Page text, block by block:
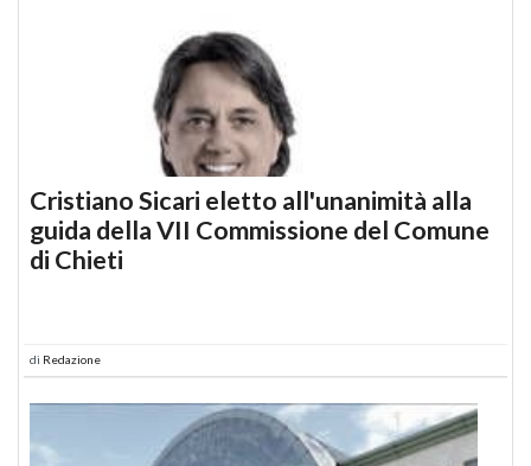
Cristiano Sicari eletto all'unanimità alla
guida della VII Commissione del Comune
di Chieti
di Redazione